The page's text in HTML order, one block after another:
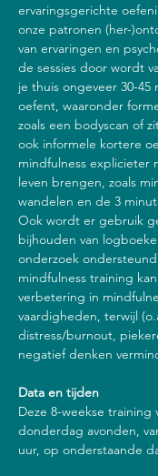
ervaringsgerichte
onze patronen (her-
van ervaringen en
de sessies door wordt
je thuis ongeveer 30-
oefent, waaronder
zoals een bodyscan of
ook informele kortere
mindfulness explicieter
leven brengen, zoals
wandelen en de 3
Ook wordt er gebruik
bijhouden van
onderzoek
mindfulness training
verbetering in
vaardigheden, terwijl
distress/burnout,
negatief denken
Data en tijden
Deze 8-weekse training
donderdag avonden,
uur, op onderstaande